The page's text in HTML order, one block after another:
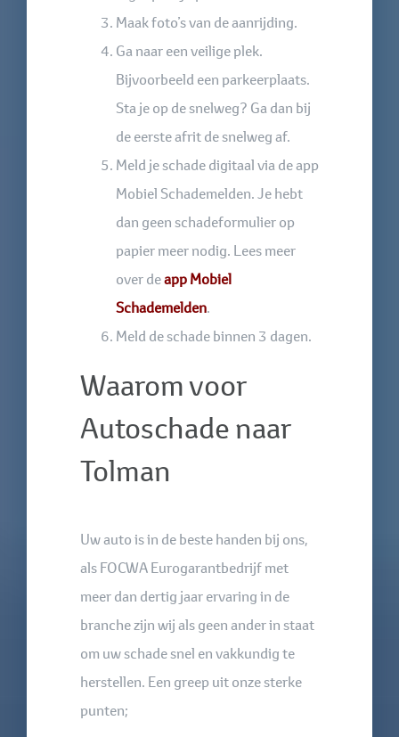
Maak foto’s van de aanrijding.
Ga naar een veilige plek.
Bijvoorbeeld een parkeerplaats.
Sta je op de snelweg? Ga dan bij
de eerste afrit de snelweg af.
Meld je schade digitaal via de app
Mobiel Schademelden. Je hebt
dan geen schadeformulier op
papier meer nodig. Lees meer
over deapp Mobiel
Schademelden.
Meld de schade binnen 3 dagen.
Waarom voor
Autoschade naar
Tolman
Uw auto is in de beste handen bij ons,
als FOCWA Eurogarantbedrijf met
meer dan dertig jaar ervaring in de
branche zijn wij als geen ander in staat
om uw schade snel en vakkundig te
herstellen. Een greep uit onze sterke
punten;